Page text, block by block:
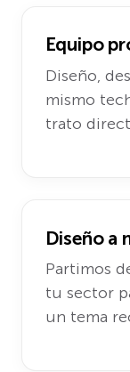
Equipo
Diseño,
mismo
trato
Diseño a
Partimos
tu sector
un tema